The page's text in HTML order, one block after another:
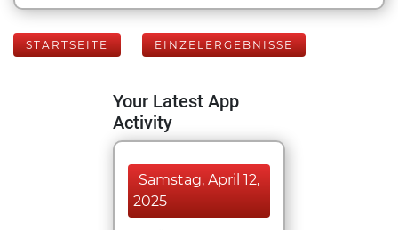
STARTSEITE EINZELERGEBNISSE
Your Latest App
Activity
Samstag, April 12,
2025